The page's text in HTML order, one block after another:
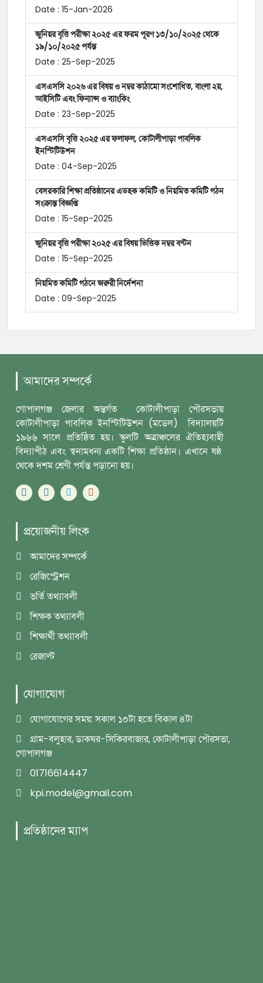
Date : 15-Jan-2026
জুনিয়র বৃত্তি পরীক্ষা ২০২৫ এর ফরম পূরণ ১৩/১০/২০২৫ থেকে
১৯/১০/২০২৫ পর্যন্ত
Date : 25-Sep-2025
এসএসসি ২০২৬ এর বিষয় ও নম্বর কাঠামো সংশোধিত, বাংলা ২য়,
আইসিটি এবং ফিন্যান্স ও ব্যাংকিং
Date : 23-Sep-2025
এসএসসি বৃত্তি ২০২৫ এর ফলাফল, কোটালীপাড়া পাবলিক
ইনস্টিটিউশন
Date : 04-Sep-2025
বেসরকারি শিক্ষা প্রতিষ্ঠানের এডহক কমিটি ও নিয়মিত কমিটি গঠন
সংক্রান্ত বিজ্ঞপ্তি
Date : 15-Sep-2025
জুনিয়র বৃত্তি পরীক্ষা ২০২৫ এর বিষয় ভিত্তিক নম্বর বন্টন
Date : 15-Sep-2025
নিয়মিত কমিটি গঠনে জরুরী নির্দেশনা
Date : 09-Sep-2025
আমাদের সম্পর্কে
গোপালগঞ্জ জেলার অন্তর্গত কোটালীপাড়া পৌরসভায়
কোটালীপাড়া পাবলিক ইনস্টিটিউশন (মডেল) বিদ্যালয়টি
১৯৬৬ সালে প্রতিষ্ঠিত হয়। স্কুলটি অত্রাঞ্চলের ঐতিহ্যবাহী
বিদ্যাপীঠ এবং স্বনামধন্য একটি শিক্ষা প্রতিষ্ঠান। এখানে ষষ্ঠ
থেকে দশম শ্রেণী পর্যন্ত পড়ানো হয়।
প্রয়োজনীয় লিংক
আমাদের সম্পর্কে
রেজিস্ট্রেশন
ভর্তি তথ্যাবলী
শিক্ষক তথ্যাবলী
শিক্ষার্থী তথ্যাবলী
রেজাল্ট
যোগাযোগ
যোগাযোগের সময়: সকাল ১০টা হতে বিকাল ৪টা
গ্রাম-বলুহার, ডাকঘর-সিকিরবাজার, কোটালীপাড়া পৌরসভা,
গোপালগঞ্জ
01716614447
kpi.model@gmail.com
প্রতিষ্ঠানের ম্যাপ